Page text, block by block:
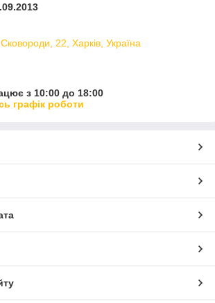
22, Харків, Україна
з 10:00 до 18:00
графік роботи